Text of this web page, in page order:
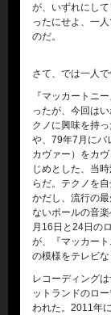
が、いずれにし
ったにせよ、一
のだ。
さて、では一人
『マッカートニ
ったが、今回は
クノに興味を持
や、79年7月にバ
カヴァー）をカ
じめとした、当
らだ。テクノを
かだし、流行の
ないポールの音
月16日と24日の
が、『マッカー
の模様をテレビな
レコーディング
ットランドのロ
われた。2011年